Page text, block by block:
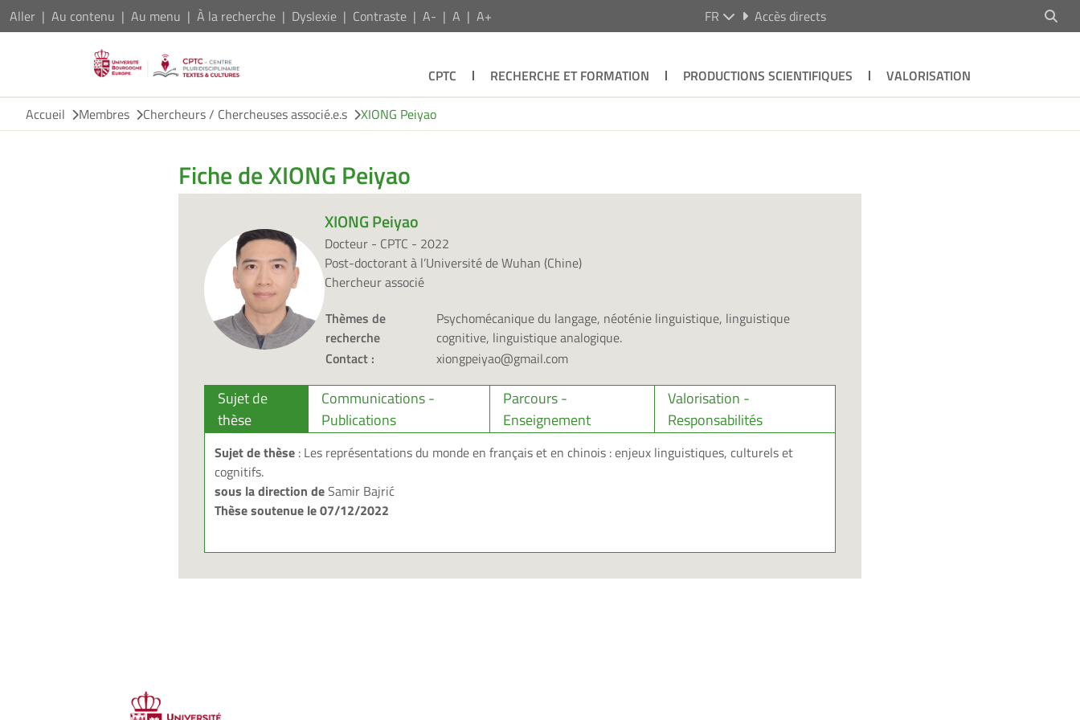
Aller Au contenu Au menu À la recherche Dyslexie Contraste A- A A+ FR Accès directs
CPTC RECHERCHE ET FORMATION PRODUCTIONS SCIENTIFIQUES
VALORISATION
Accueil
Membres Chercheurs / Chercheuses associé.e.s XIONG Peiyao
Fiche de XIONG Peiyao
XIONG Peiyao
Docteur - CPTC - 2022
Post-doctorant à l’Université de Wuhan (Chine)
Chercheur associé
Thèmes de
recherche
Psychomécanique du langage, néoténie linguistique, linguistique
cognitive, linguistique analogique.
Contact :
xiongpeiyao@gmail.com
Sujet de
thèse
Communications -
Publications
Parcours -
Enseignement
Valorisation -
Responsabilités
Sujet de thèse : Les représentations du monde en français et en chinois : enjeux linguistiques, culturels et
cognitifs.
sous la direction deSamir Bajrić
Thèse soutenue le 07/12/2022